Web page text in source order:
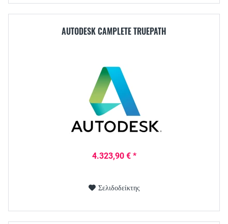
AUTODESK CAMPLETE TRUEPATH
4.323,90 € *
Σελιδοδείκτης